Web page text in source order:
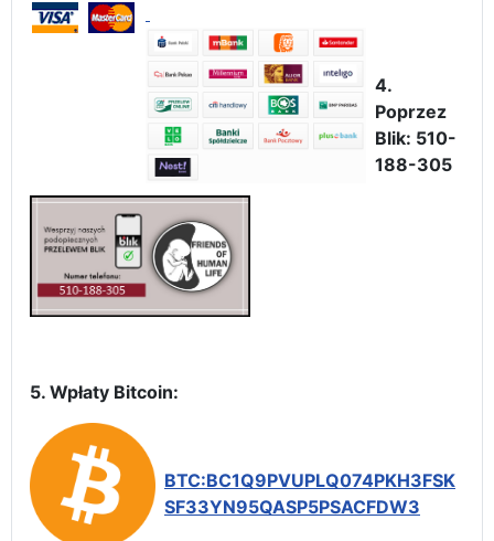
4.
Poprzez
Blik: 510-
188-305
5. Wpłaty Bitcoin:
BTC:BC1Q9PVUPLQ074PKH3FSK
SF33YN95QASP5PSACFDW3